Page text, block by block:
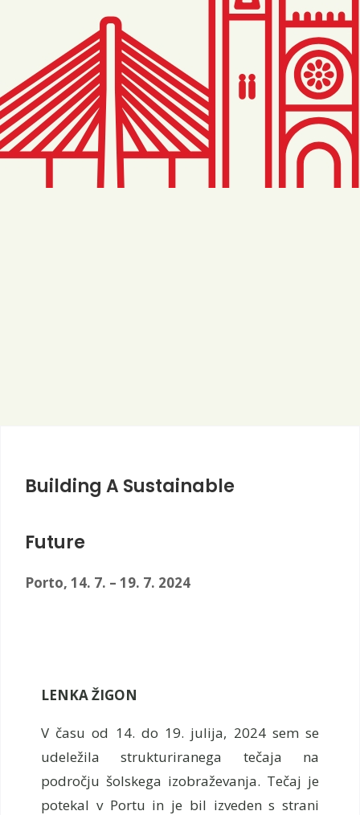
Building A Sustainable
Future
Porto, 14. 7. – 19. 7. 2024
LENKA ŽIGON
V času od 14. do 19. julija, 2024 sem se
udeležila strukturiranega tečaja na
področju šolskega izobraževanja. Tečaj je
potekal v Portu in je bil izveden s strani